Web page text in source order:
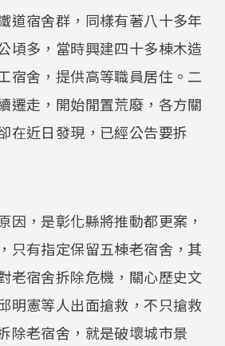
道宿舍群，同樣有著八十多年
頃多，當時興建四十多棟木造
宿舍，提供高等職員居住。二
遷走，開始閒置荒廢，各方關
在近日發現，已經公告要拆
因，是彰化縣將推動都更案，
只有指定保留五棟老宿舍，其
老宿舍拆除危機，關心歷史文
明憲等人出面搶救，不只搶救
除老宿舍，就是破壞城市景